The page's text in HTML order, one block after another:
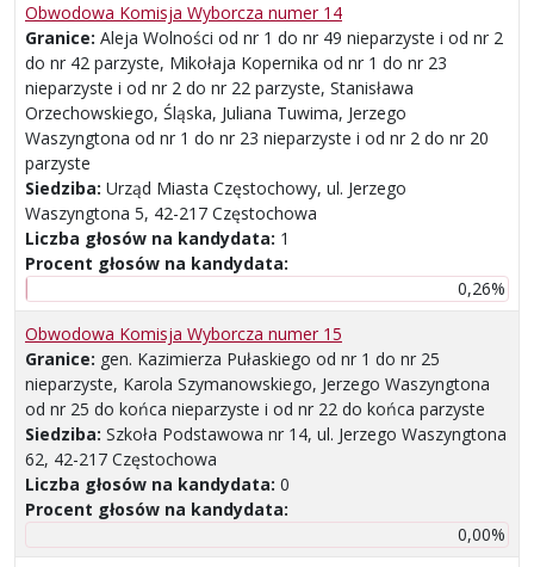
Obwodowa Komisja Wyborcza numer 14
Granice: Aleja Wolności od nr 1 do nr 49 nieparzyste i od nr 2
do nr 42 parzyste, Mikołaja Kopernika od nr 1 do nr 23
nieparzyste i od nr 2 do nr 22 parzyste, Stanisława
Orzechowskiego, Śląska, Juliana Tuwima, Jerzego
Waszyngtona od nr 1 do nr 23 nieparzyste i od nr 2 do nr 20
parzyste
Siedziba: Urząd Miasta Częstochowy, ul. Jerzego
Waszyngtona 5, 42-217 Częstochowa
Liczba głosów na kandydata: 1
Procent głosów na kandydata:
0,26%
Obwodowa Komisja Wyborcza numer 15
Granice: gen. Kazimierza Pułaskiego od nr 1 do nr 25
nieparzyste, Karola Szymanowskiego, Jerzego Waszyngtona
od nr 25 do końca nieparzyste i od nr 22 do końca parzyste
Siedziba: Szkoła Podstawowa nr 14, ul. Jerzego Waszyngtona
62, 42-217 Częstochowa
Liczba głosów na kandydata: 0
Procent głosów na kandydata:
0,00%